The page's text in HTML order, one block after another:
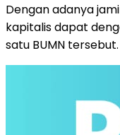
Dengan adanya
kapitalis dapat
satu BUMN tersebut.